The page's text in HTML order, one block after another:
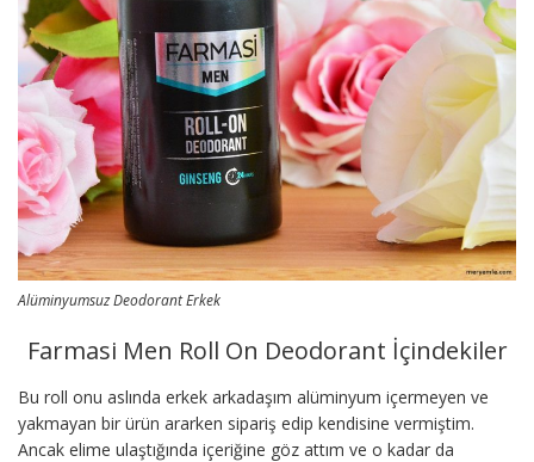
Alüminyumsuz Deodorant Erkek
Farmasi Men Roll On Deodorant İçindekiler
Bu roll onu aslında erkek arkadaşım alüminyum içermeyen ve
yakmayan bir ürün ararken sipariş edip kendisine vermiştim.
Ancak elime ulaştığında içeriğine göz attım ve o kadar da